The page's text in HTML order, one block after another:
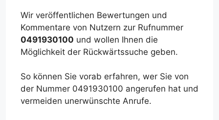
Wir veröffentlichen Bewertungen und
Kommentare von Nutzern zur Rufnummer
0491930100 und wollen Ihnen die
Möglichkeit der Rückwärtssuche geben.
So können Sie vorab erfahren, wer Sie von
der Nummer 0491930100 angerufen hat und
vermeiden unerwünschte Anrufe.